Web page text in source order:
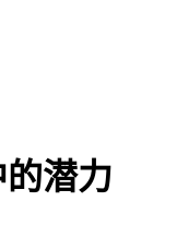
潜力